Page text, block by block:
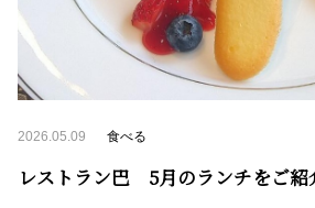
2026.05.09 食べる
レストラン巴 5月のランチをご紹